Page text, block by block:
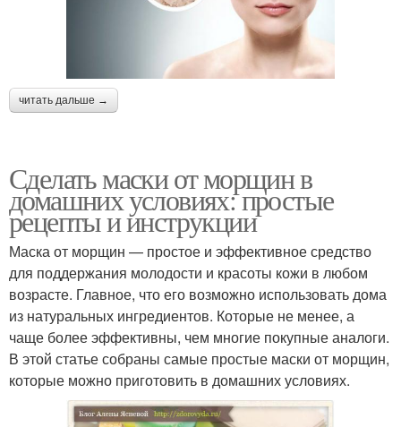
читать дальше →
Сделать маски от морщин в
домашних условиях: простые
рецепты и инструкции
Маска от морщин — простое и эффективное средство
для поддержания молодости и красоты кожи в любом
возрасте. Главное, что его возможно использовать дома
из натуральных ингредиентов. Которые не менее, а
чаще более эффективны, чем многие покупные аналоги.
В этой статье собраны самые простые маски от морщин,
которые можно приготовить в домашних условиях.